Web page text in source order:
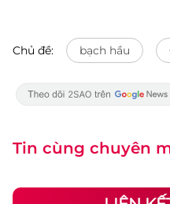
Chủ đề: bạch hầu
Tin cùng chuyên